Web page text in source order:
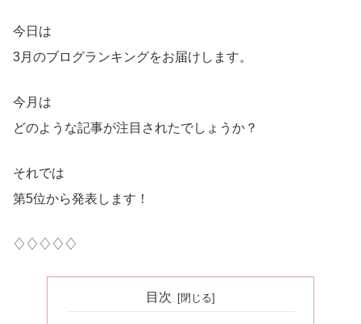
今日は
3月のブログランキングをお届けします。
今月は
どのような記事が注目されたでしょうか？
それでは
第5位から発表します！
♢♢♢♢♢
目次